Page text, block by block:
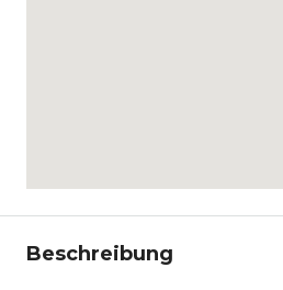
Beschreibung